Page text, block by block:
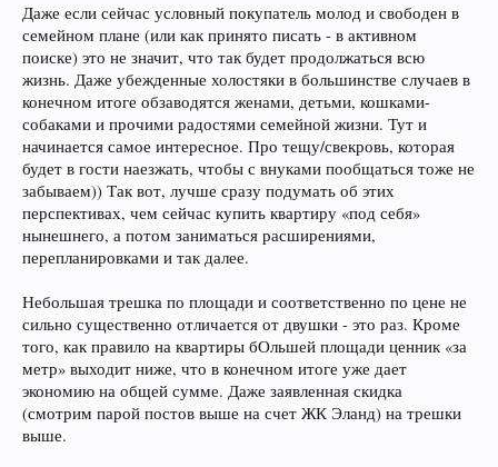
Даже если сейчас условный покупатель молод и свободен в
семейном плане (или как принято писать - в активном
поиске) это не значит, что так будет продолжаться всю
жизнь. Даже убежденные холостяки в большинстве случаев в
конечном итоге обзаводятся женами, детьми, кошками-
собаками и прочими радостями семейной жизни. Тут и
начинается самое интересное. Про тещу/свекровь, которая
будет в гости наезжать, чтобы с внуками пообщаться тоже не
забываем)) Так вот, лучше сразу подумать об этих
перспективах, чем сейчас купить квартиру «под себя»
нынешнего, а потом заниматься расширениями,
перепланировками и так далее.
Небольшая трешка по площади и соответственно по цене не
сильно существенно отличается от двушки - это раз. Кроме
того, как правило на квартиры бОльшей площади ценник «за
метр» выходит ниже, что в конечном итоге уже дает
экономию на общей сумме. Даже заявленная скидка
(смотрим парой постов выше на счет ЖК Эланд) на трешки
выше.